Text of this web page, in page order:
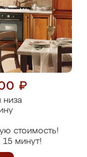
₽
низа
стоимость!
минут!